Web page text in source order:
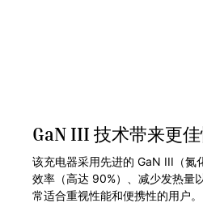
GaN III 技术带来更
该充电器采用先进的 GaN III（氮
效率（高达 90%）、减少发热量
常适合重视性能和便携性的用户。